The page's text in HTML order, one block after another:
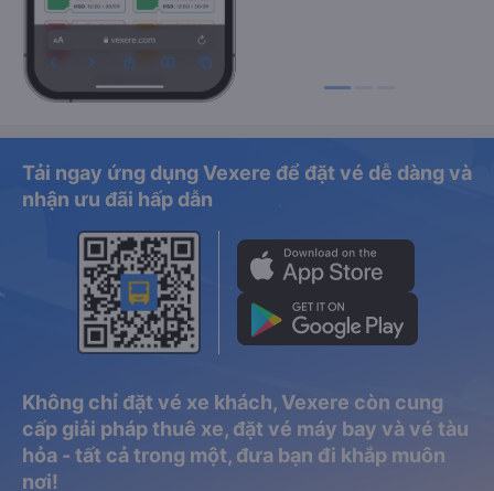
Tải ngay ứng dụng Vexere để đặt vé dễ dàng và
nhận ưu đãi hấp dẫn
Không chỉ đặt vé xe khách, Vexere còn cung
cấp giải pháp thuê xe, đặt vé máy bay và vé tàu
hỏa - tất cả trong một, đưa bạn đi khắp muôn
nơi!